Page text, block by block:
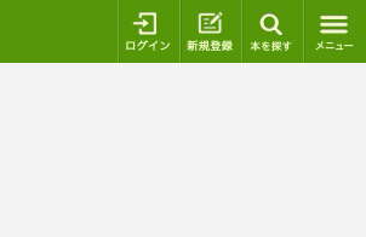
ログイン 新規登録